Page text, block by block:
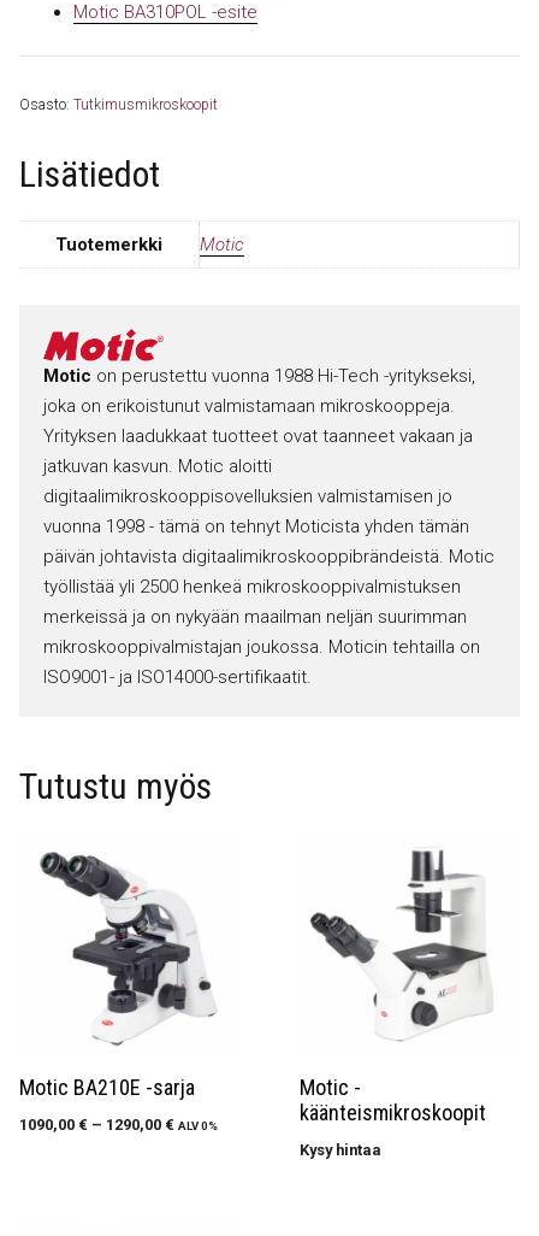
Motic BA310POL -esite
Osasto: Tutkimusmikroskoopit
Lisätiedot
Tuotemerkki Motic
Motic on perustettu vuonna 1988 Hi-Tech -yritykseksi,
joka on erikoistunut valmistamaan mikroskooppeja.
Yrityksen laadukkaat tuotteet ovat taanneet vakaan ja
jatkuvan kasvun. Motic aloitti
digitaalimikroskooppisovelluksien valmistamisen jo
vuonna 1998 - tämä on tehnyt Moticista yhden tämän
päivän johtavista digitaalimikroskooppibrändeistä. Motic
työllistää yli 2500 henkeä mikroskooppivalmistuksen
merkeissä ja on nykyään maailman neljän suurimman
mikroskooppivalmistajan joukossa. Moticin tehtailla on
ISO9001- ja ISO14000-sertifikaatit.
Tutustu myös
Motic BA210E -sarja
1090,00 € – 1290,00 € ALV 0%
Motic -
käänteismikroskoopit
Kysy hintaa